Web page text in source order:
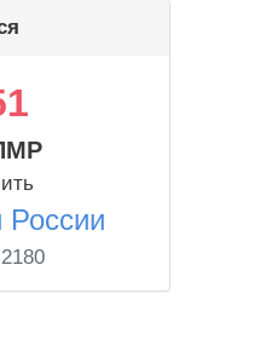
России